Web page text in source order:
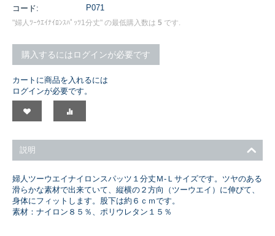
コード: P071
"婦人ﾂｰｳｴｲﾅｲﾛﾝｽﾊﾟｯﾂ1分丈" の最低購入数は 5 です.
購入するにはログインが必要です
カートに商品を入れるには
ログインが必要です。
説明
婦人ツーウエイナイロンスパッツ１分丈Ｍ-Ｌサイズです。ツヤのある
滑らかな素材で出来ていて、縦横の２方向（ツーウエイ）に伸びて、
身体にフィットします。股下は約６ｃｍです。
素材：ナイロン８５％、ポリウレタン１５％